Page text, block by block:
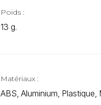
Poids :
13 g.
Matériaux :
ABS, Aluminium, Plastique,